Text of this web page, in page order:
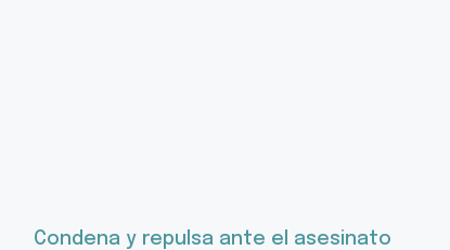
Condena y repulsa ante el asesinato